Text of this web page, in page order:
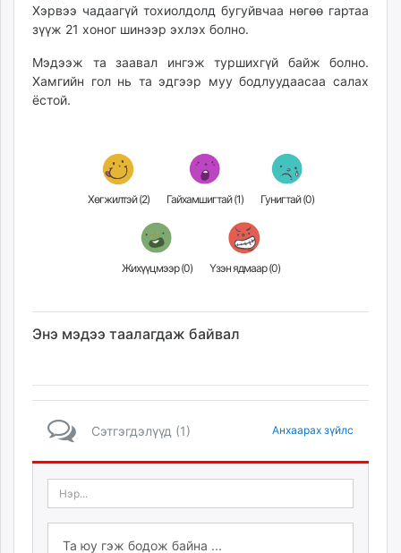
Хэрвээ чадаагүй тохиолдолд бугуйвчаа нөгөө гартаа
зүүж 21 хоног шинээр эхлэх болно.
Мэдээж та заавал ингэж туршихгүй байж болно.
Хамгийн гол нь та эдгээр муу бодлуудаасаа салах
ёстой.
Хөгжилтэй (2) Гайхамшигтай (1) Гунигтай (0)
Жихүүцмээр (0) Үзэн ядмаар (0)
Энэ мэдээ таалагдаж байвал
Сэтгэгдэлүүд (1) Анхаарах зүйлс